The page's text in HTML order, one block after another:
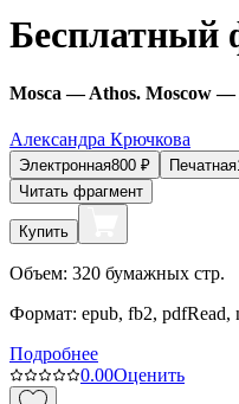
Mosca — Athos. Moscow
Александра Крючкова
Электронная800 ₽ Печатная
Читать фрагмент
Купить
Объем: 320 бумажных стр.
Формат: epub, fb2, pdfRead,
Подробнее
0.00Оценить